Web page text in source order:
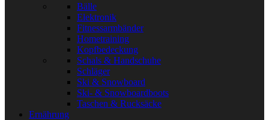
Bälle
Elektronik
Fitnessarmbänder
Hometraining
Kopfbedeckung
Schals & Handschuhe
Schläger
Ski & Snowboard
Ski- & Snowboardboots
Taschen & Rucksäcke
Ernährung